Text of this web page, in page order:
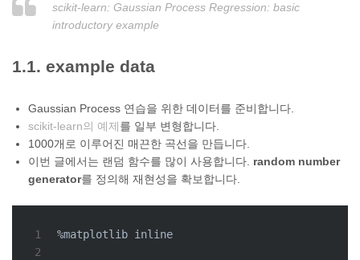
scikit-learn: Gaussian Process Regression: basic
introductory example
1.1. example data
Gaussian Process 연습을 위한 데이터를 준비합니다.
scikit-learn의 예제를 일부 변형합니다.
1000개로 이루어진 매끈한 곡선을 만듭니다.
이번 글에서는 랜덤 함수를 많이 사용합니다. random number
generator를 정의해 재현성을 확보합니다.
1
2
%matplotlib inline